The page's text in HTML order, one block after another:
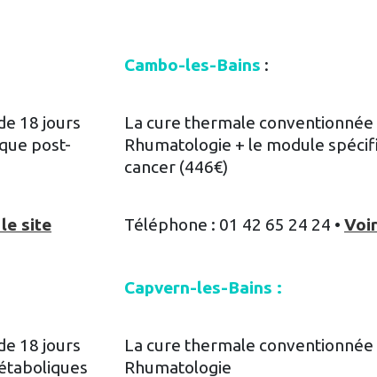
18 jours
post-
site
Cambo-les-Bains :
La cure thermale conventionnée
Rhumatologie + le module
cancer (446€)
Téléphone : 01 42 65 24 24 •
18 jours
Capvern-les-Bains :
La cure thermale conventionnée
Rhumatologie